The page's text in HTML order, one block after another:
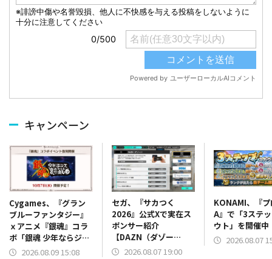
キャンペーン
Cygames、『グラン
ブルーファンタジー』
ｘアニメ『銀魂』コラ
ボ「銀魂 少年ならジャ
ンプの裏表紙までちゃ
2026.08.09 15:08
セガ、『サカつく
2026』公式Xで実在ス
ポンサー紹介
【DAZN（ダゾー
ン）】篇をポスト
2026.08.07 19:00
KONAMI、『
A』で「3ステ
ウト」を開催中
2026.08.07